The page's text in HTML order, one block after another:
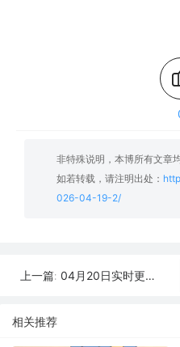
非特殊说明，本博所有文章
如若转载，请注明出处：
026-04-19-2/
上一篇: 04月20日实时更新：50条可用SSR/V2Ray/Clash节点
相关推荐